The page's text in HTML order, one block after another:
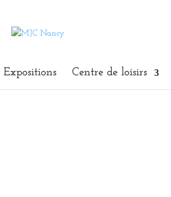
Expositions Centre de loisirs